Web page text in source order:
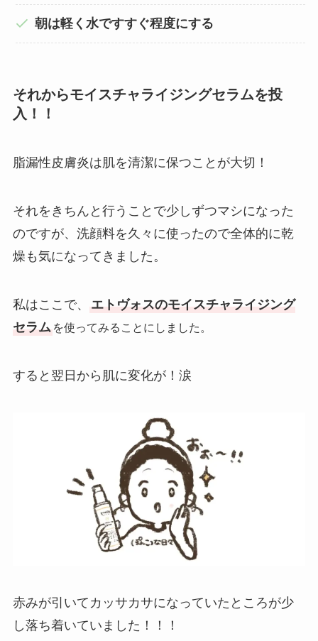
朝は軽く水ですすぐ程度にする
それからモイスチャライジングセラムを投
入！！
脂漏性皮膚炎は肌を清潔に保つことが大切！
それをきちんと行うことで少しずつマシになった
のですが、洗顔料を久々に使ったので全体的に乾
燥も気になってきました。
私はここで、
エトヴォスのモイスチャライジング
セラム を使ってみることにしました。
すると翌日から肌に変化が！涙
赤みが引いてカッサカサになっていたところが少
し落ち着いていました！！！